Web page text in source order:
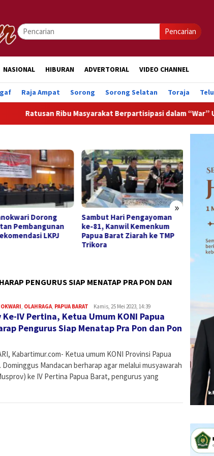
Pencarian
NASIONAL HIBURAN ADVERTORIAL VIDEO CHANNEL
Raja Ampat Sorong Sorong Selatan Toraja
Ribu Masyarakat Berpartisipasi dalam “War” Undangan
»
Dorong
Pembangunan
LKPJ
Sambut Hari Pengayoman
ke-81, Kanwil Kemenkum
Papua Barat Ziarah ke TMP
Trikora
2025
PENGURUS SIAP MENATAP PRA PON DAN
, OLAHRAGA, PAPUA BARAT Admin
Kamis, 25 Mei 2023, 14:39
Ke-IV Pertina, Ketua Umum KONI Papua
Pengurus Siap Menatap Pra Pon dan Pon
Kabartimur.com- Ketua umum KONI Provinsi Papua
Dominggus Mandacan berharap agar melalui musyawarah
ke IV Pertina Papua Barat, pengurus yang